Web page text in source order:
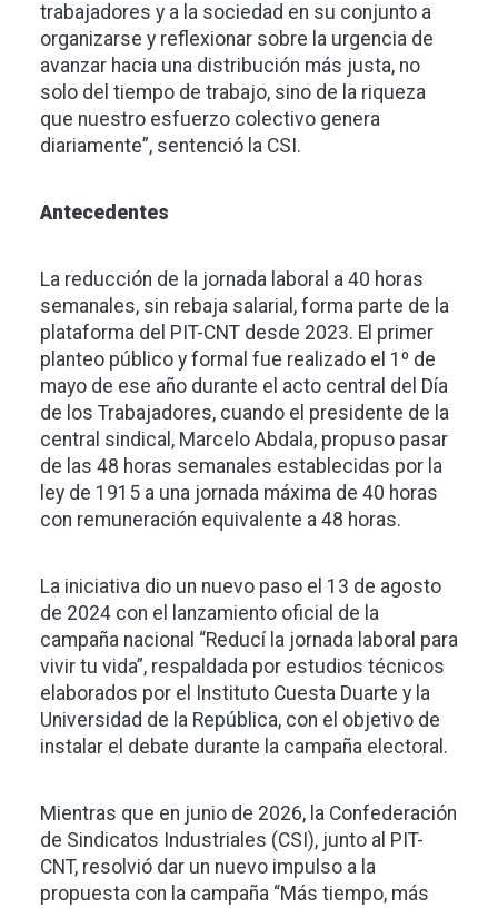
trabajadores y a la sociedad en su conjunto a
organizarse y reflexionar sobre la urgencia de
avanzar hacia una distribución más justa, no
solo del tiempo de trabajo, sino de la riqueza
que nuestro esfuerzo colectivo genera
diariamente”, sentenció la CSI.
Antecedentes
La reducción de la jornada laboral a 40 horas
semanales, sin rebaja salarial, forma parte de la
plataforma del PIT-CNT desde 2023. El primer
planteo público y formal fue realizado el 1º de
mayo de ese año durante el acto central del Día
de los Trabajadores, cuando el presidente de la
central sindical, Marcelo Abdala, propuso pasar
de las 48 horas semanales establecidas por la
ley de 1915 a una jornada máxima de 40 horas
con remuneración equivalente a 48 horas.
La iniciativa dio un nuevo paso el 13 de agosto
de 2024 con el lanzamiento oficial de la
campaña nacional “Reducí la jornada laboral para
vivir tu vida”, respaldada por estudios técnicos
elaborados por el Instituto Cuesta Duarte y la
Universidad de la República, con el objetivo de
instalar el debate durante la campaña electoral.
Mientras que en junio de 2026, la Confederación
de Sindicatos Industriales (CSI), junto al PIT-
CNT, resolvió dar un nuevo impulso a la
propuesta con la campaña “Más tiempo, más